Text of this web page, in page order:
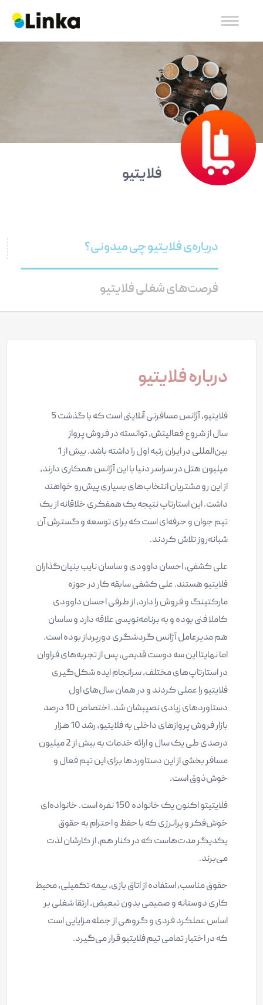
فلایتیو
درباره‌ی فلایتیو چی میدونی؟
فرصت‌های شغلی فلایتیو
درباره فلایتیو
فلایتیو، آژانس مسافرتی آنلاینی است که با گذشت 5
سال از شروع فعالیتش، توانسته در فروش پرواز
بین‌المللی در ایران رتبه اول را داشته باشد. بیش از 1
میلیون هتل در سراسر دنیا با این آژانس همکاری دارند،
از این رو مشتریان انتخاب‌های بسیاری پیش‌رو خواهند
داشت. این استارتاپ نتیجه یک همفکری خلاقانه از یک
تیم جوان و حرفه‌ای است که برای توسعه و گسترش آن
شبانه‌روز تلاش کردند.
علی کشفی، احسان داوودی و ساسان نایب بنیان‌گذاران
فلایتیو هستند. علی کشفی سابقه کار در حوزه
مارکتینگ و فروش را دارد، از طرفی احسان داوودی
کاملا فنی بوده و به برنامه‌نویسی علاقه دارد و ساسان
هم مدیرعامل آژانس گردشگری دورپرداز بوده است.
اما نهایتا این سه دوست قدیمی، پس از تجربه‌های فراوان
در استارتاپ‌های مختلف، سرانجام ایده شکل‌گیری
فلایتیو را عملی کردند و در همان سال‌های اول
دستاوردهای زیادی نصیبشان شد. اختصاص 10 درصد
بازار فروش پروازهای داخلی به فلایتیو، رشد 10 هزار
درصدی طی یک سال و ارائه خدمات به بیش از 2 میلیون
مسافر بخشی از این دستاوردها برای این تیم فعال و
خوش‌ذوق است.
فلایتیتو اکنون یک خانواده 150 نفره است. خانواده‌ای
خوش‌فکر و پرانرژی که با حفظ و احترام به حقوق
یکدیگر مدت‌هاست که در کنار هم، از کارشان لذت
می‌برند.
حقوق مناسب، استفاده از اتاق بازی، بیمه تکمیلی، محیط
کاری دوستانه و صمیمی بدون تبعیض، ارتقا شغلی بر
اساس عملکرد فردی و گروهی از جمله مزایایی است
که در اختیار تمامی تیم فلایتیو قرار می‌گیرد.